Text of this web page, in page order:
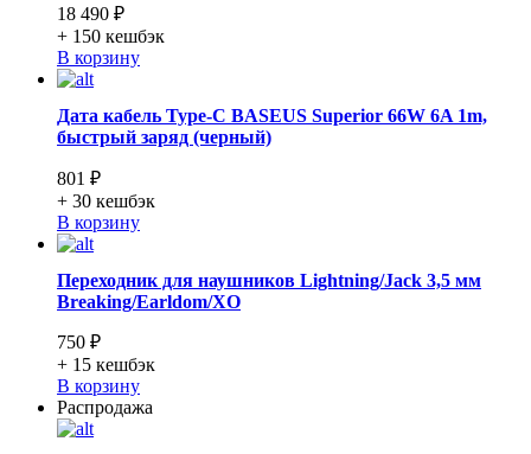
18 490 ₽
+ 150 кешбэк
В корзину
Дата кабель Type-C BASEUS Superior 66W 6A 1m,
быстрый заряд (черный)
801 ₽
+ 30 кешбэк
В корзину
Переходник для наушников Lightning/Jack 3,5 мм
Breaking/Earldom/XO
750 ₽
+ 15 кешбэк
В корзину
Распродажа